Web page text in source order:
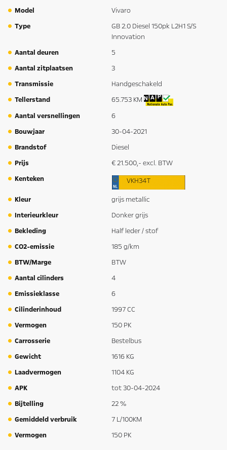
Model
Vivaro
Type
GB 2.0 Diesel 150pk L2H1 S/S
Innovation
Aantal deuren
5
Aantal zitplaatsen
3
Transmissie
Handgeschakeld
Tellerstand
65.753 KM
Aantal versnellingen
6
Bouwjaar
30-04-2021
Brandstof
Diesel
Prijs
€ 21.500,- excl. BTW
Kenteken
VKH34T
Kleur
grijs metallic
Interieurkleur
Donker grijs
Bekleding
Half leder / stof
CO2-emissie
185 g/km
BTW/Marge
BTW
Aantal cilinders
4
Emissieklasse
6
Cilinderinhoud
1997 CC
Vermogen
150 PK
Carrosserie
Bestelbus
Gewicht
1616 KG
Laadvermogen
1104 KG
APK
tot 30-04-2024
Bijtelling
22 %
Gemiddeld verbruik
7 L/100KM
Vermogen
150 PK